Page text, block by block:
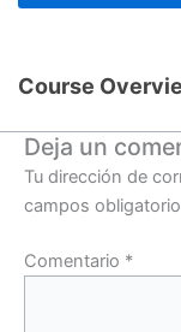
Course
Deja un
Tu dirección de
campos
Comentario *